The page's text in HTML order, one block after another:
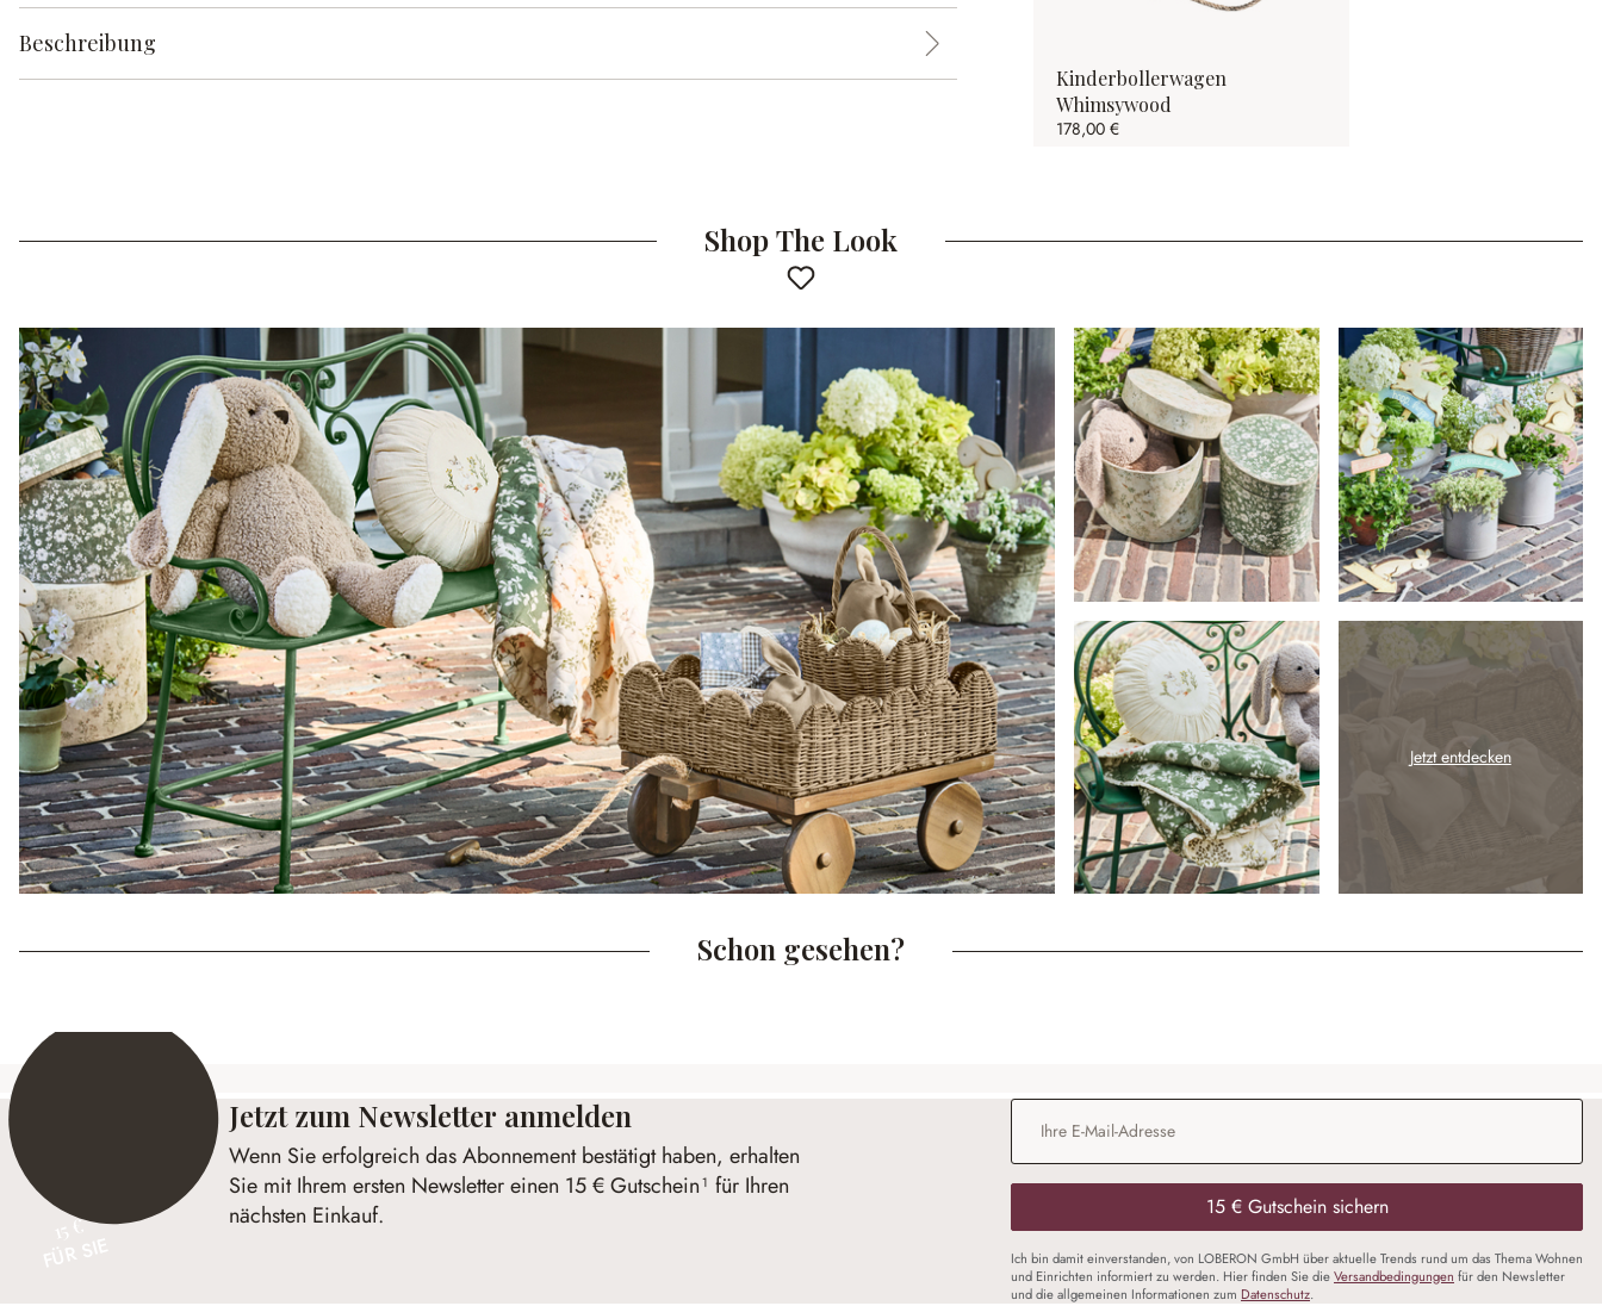
Beschreibung
Kinderbollerwagen
Whimsywood
178,00 €
Shop The Look
Jetzt entdecken
Schon gesehen?
15 €
Jetzt zum Newsletter anmelden
Wenn Sie erfolgreich das Abonnement bestätigt haben, erhalten
Sie mit Ihrem ersten Newsletter einen 15 € Gutschein¹ für Ihren
nächsten Einkauf.
E-Mail-Adresse
15 € Gutschein sichern
Ich bin damit einverstanden, von LOBERON GmbH über aktuelle Trends rund um das Thema Wohnen
und Einrichten informiert zu werden. Hier finden Sie dieVersandbedingungen für den Newsletter
und die allgemeinen Informationen zum Datenschutz.